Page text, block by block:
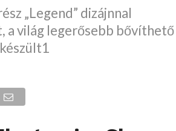
„Legend” dizájnnal
a világ legerősebb bővíthető